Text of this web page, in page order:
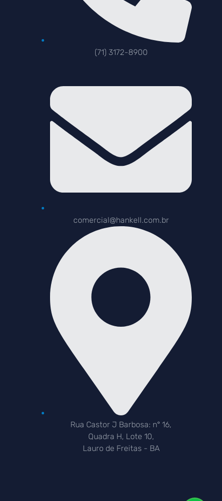
(71) 3172-8900
comercial@hankell.com.br
Rua Castor J Barbosa: n° 16,
Quadra H, Lote 10,
Lauro de Freitas - BA